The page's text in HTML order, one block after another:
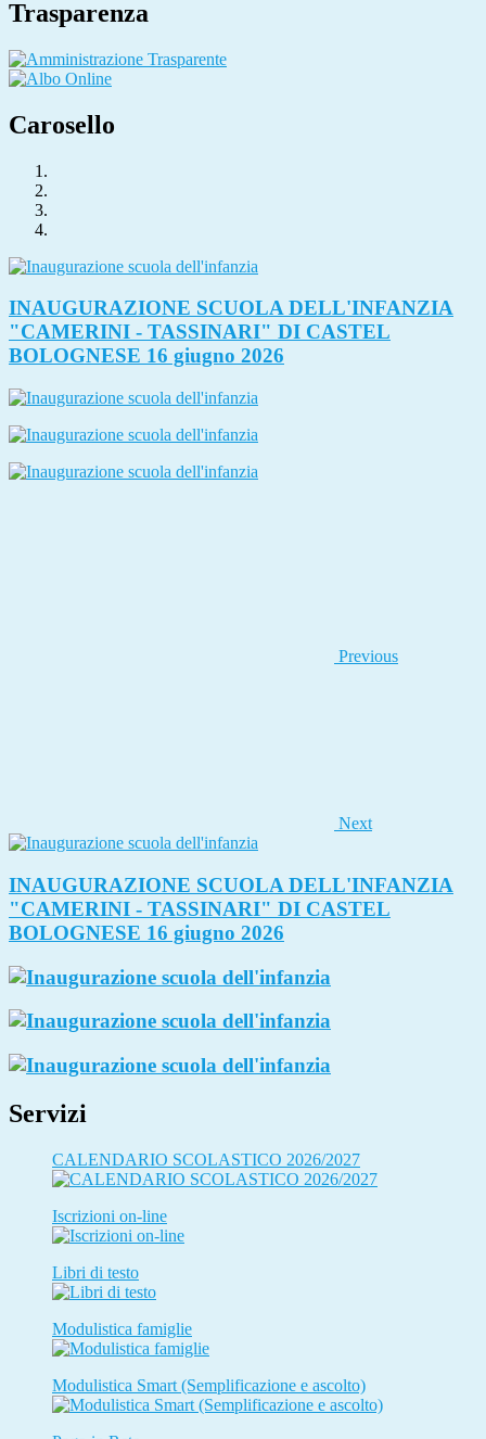
Trasparenza
Carosello
INAUGURAZIONE SCUOLA DELL'INFANZIA
"CAMERINI - TASSINARI" DI CASTEL
BOLOGNESE 16 giugno 2026
Previous
Next
INAUGURAZIONE SCUOLA DELL'INFANZIA
"CAMERINI - TASSINARI" DI CASTEL
BOLOGNESE 16 giugno 2026
Servizi
CALENDARIO SCOLASTICO 2026/2027
Iscrizioni on-line
Libri di testo
Modulistica famiglie
Modulistica Smart (Semplificazione e ascolto)